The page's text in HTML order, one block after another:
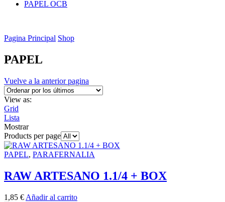
PAPEL OCB
Pagina Principal Shop
PAPEL
Vuelve a la anterior pagina
View as:
Grid
Lista
Mostrar
Products per page
PAPEL, PARAFERNALIA
RAW ARTESANO 1.1/4 + BOX
1,85 € Añadir al carrito